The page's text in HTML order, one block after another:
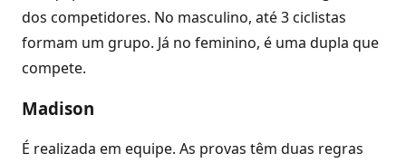
dos competidores. No masculino, até 3 ciclistas
formam um grupo. Já no feminino, é uma dupla que
compete.
Madison
É realizada em equipe. As provas têm duas regras